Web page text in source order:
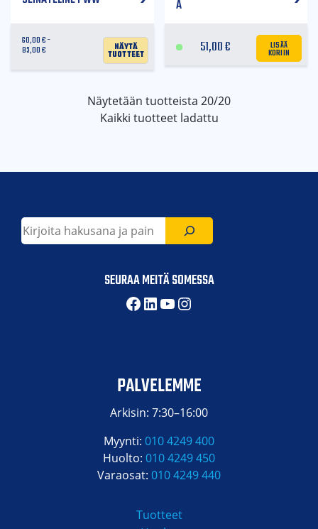
60,00€
83,00€ Näytä
tuotteet
Ä
51,00€ LISÄÄ
KORIIN
Näytetään tuotteista 20/20
Kaikki tuotteet ladattu
Etsi
SEURAA MEITÄ SOMESSA
Facebook
LinkedIn
YouTube
Instagram
PALVELEMME
Arkisin: 7:30–16:00
Myynti: 010 4249 400
Huolto: 010 4249 450
Varaosat: 010 4249 440
Tuotteet